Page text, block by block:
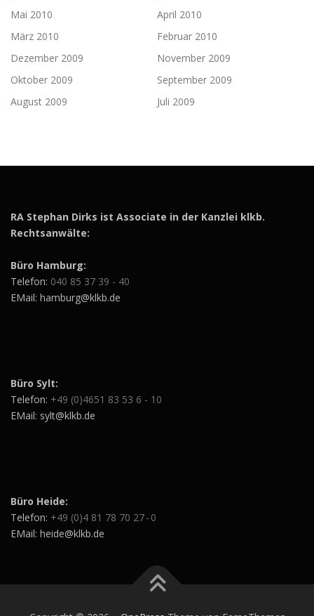
Mai 2010
April 2010
März 2010
Februar 2010
Dezember 2009
November 2009
Oktober 2009
September 2009
August 2009
Juli 2009
RA Stephan Dirks ist Associate in der Kanzlei klkb.
Rechtsanwälte:
Büro Hamburg:
Telefon: 040 85 37 39 - 40
EMail: hamburg@klkb.de
Büro Sylt:
Telefon: +49 (0)4651 83 53 6 - 10
EMail: sylt@klkb.de
Büro Heide:
Telefon: +49 (0)4 81 78 70 27 - 0
EMail: heide@klkb.de